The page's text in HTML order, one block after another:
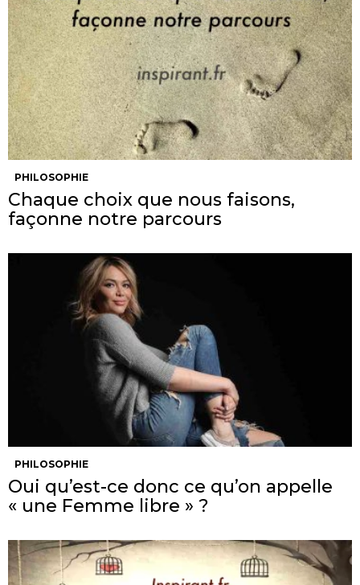
PHILOSOPHIE
Chaque choix que nous faisons,
façonne notre parcours
PHILOSOPHIE
Oui qu’est-ce donc ce qu’on appelle
« une Femme libre » ?